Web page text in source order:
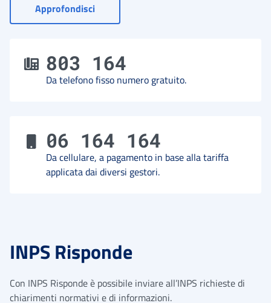
Approfondisci- Vai a Contact Center
803 164
Da telefono fisso numero gratuito.
06 164 164
Da cellulare, a pagamento in base alla tariffa
applicata dai diversi gestori.
INPS Risponde
Con INPS Risponde è possibile inviare all’INPS richieste di
chiarimenti normativi e di informazioni.